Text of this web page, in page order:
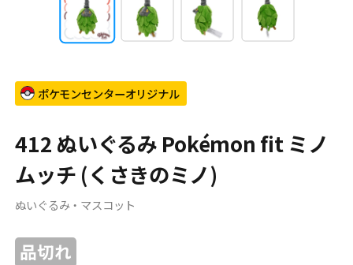
ポケモンセンターオリジナル
412 ぬいぐるみ Pokémon fit ミノ
ムッチ (くさきのミノ)
ぬいぐるみ・マスコット
品切れ